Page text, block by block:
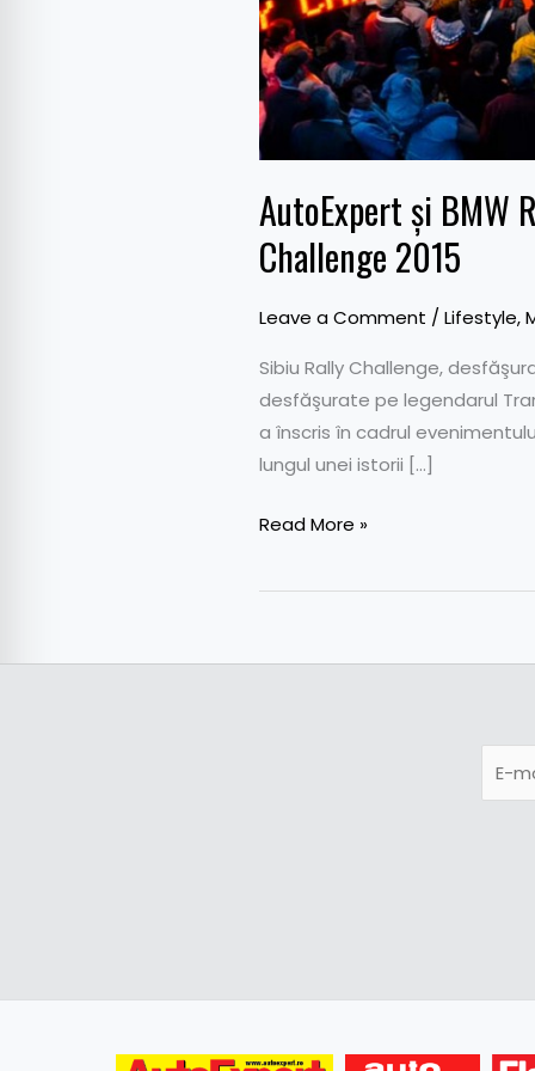
AutoExpert şi BMW
Challenge 2015
Leave a Comment / Lifestyle,
Sibiu Rally Challenge,
desfăşurate pe legendarul
a înscris în cadrul
lungul unei istorii […]
Read More »